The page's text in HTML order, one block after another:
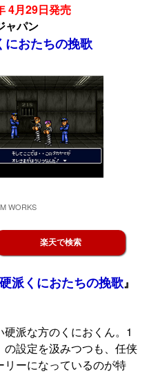
4月29日発売
ャパン
におたちの挽歌
WORKS
楽天で検索
派くにおたちの挽歌』
派な方のくにおくん。1
設定を汲みつつも、任侠
ーになっているのが特